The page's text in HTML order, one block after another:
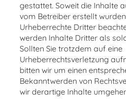
gestattet. Soweit die Inhalte
vom Betreiber erstellt
Urheberrechte Dritter
werden Inhalte Dritter als
Sollten Sie trotzdem auf eine
Urheberrechtsverletzung
bitten wir um einen
Bekanntwerden von
wir derartige Inhalte